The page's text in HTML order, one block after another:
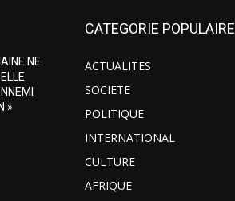
NE
»
CATEGORIE POPULAIRE
ACTUALITES
SOCIETE
POLITIQUE
INTERNATIONAL
CULTURE
AFRIQUE